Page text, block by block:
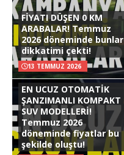
FİYATI DÜŞEN 0 KM
ARABALAR! Temmuz
2026 döneminde bunlar
dikkatimi çekti!
13 TEMMUZ 2026
EN UCUZ OTOMATİK
ŞANZIMANLI KOMPAKT
SUV MODELLERİ!
Temmuz 2026
döneminde fiyatlar bu
şekilde oluştu!